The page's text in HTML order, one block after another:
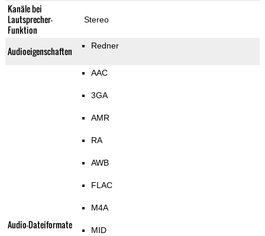
Kanäle bei
Lautsprecher-
Funktion
Stereo
Audioeigenschaften Redner
Audio-Dateiformate
AAC
3GA
AMR
RA
AWB
FLAC
M4A
MID